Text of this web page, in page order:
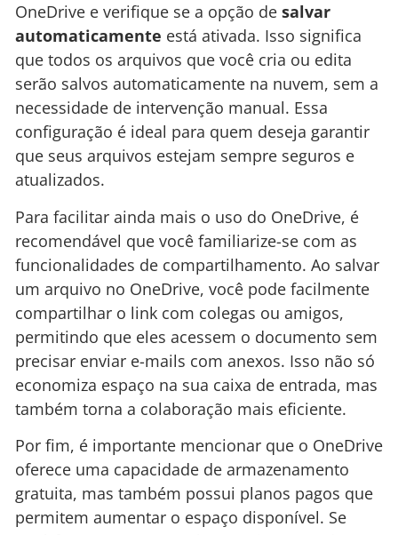
OneDrive e verifique se a opção de salvar
automaticamente está ativada. Isso significa
que todos os arquivos que você cria ou edita
serão salvos automaticamente na nuvem, sem a
necessidade de intervenção manual. Essa
configuração é ideal para quem deseja garantir
que seus arquivos estejam sempre seguros e
atualizados.
Para facilitar ainda mais o uso do OneDrive, é
recomendável que você familiarize-se com as
funcionalidades de compartilhamento. Ao salvar
um arquivo no OneDrive, você pode facilmente
compartilhar o link com colegas ou amigos,
permitindo que eles acessem o documento sem
precisar enviar e-mails com anexos. Isso não só
economiza espaço na sua caixa de entrada, mas
também torna a colaboração mais eficiente.
Por fim, é importante mencionar que o OneDrive
oferece uma capacidade de armazenamento
gratuita, mas também possui planos pagos que
permitem aumentar o espaço disponível. Se